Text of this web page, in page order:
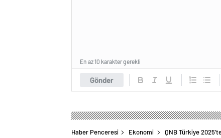
Gönder
En az 10 karakter gerekli
Haber Penceresi Ekonomi QNB Türkiye